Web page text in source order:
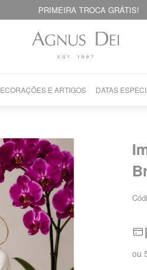
PRIMEIRA TROCA GRÁTIS!
DECORAÇÕES E ARTIGOS DATAS
ou